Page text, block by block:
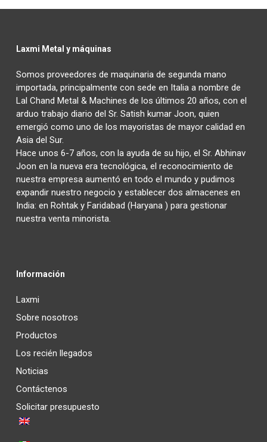
Laxmi Metal y máquinas
Somos proveedores de maquinaria de segunda mano
importada, principalmente con sede en Italia a nombre de
Lal Chand Metal & Machines de los últimos 20 años, con el
arduo trabajo diario del Sr. Satish kumar Joon, quien
emergió como uno de los mayoristas de mayor calidad en
Asia del Sur.
Hace unos 6-7 años, con la ayuda de su hijo, el Sr. Abhinav
Joon en la nueva era tecnológica, el reconocimiento de
nuestra empresa aumentó en todo el mundo y pudimos
expandir nuestro negocio y establecer dos almacenes en
India: en Rohtak y Faridabad (Haryana ) para gestionar
nuestra venta minorista.
Información
Laxmi
Sobre nosotros
Productos
Los recién llegados
Noticias
Contáctenos
Solicitar presupuesto